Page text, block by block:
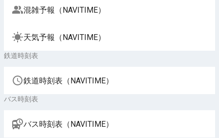
混雑予報（NAVITIME）
天気予報（NAVITIME）
鉄道時刻表
鉄道時刻表（NAVITIME）
バス時刻表
バス時刻表（NAVITIME）